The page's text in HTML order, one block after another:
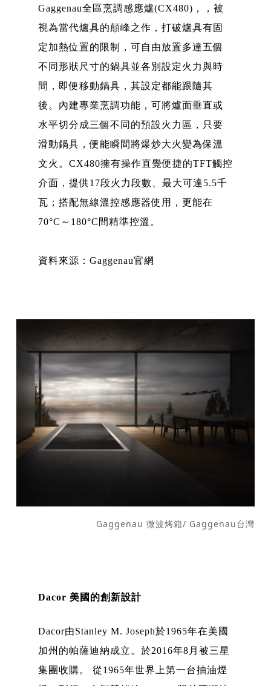
Gaggenau全區烹調感應爐(CX480)，，被
視為當代爐具的顛峰之作，打破爐具有固
定加熱位置的限制，可自由放置多達五個
不同形狀尺寸的鍋具並各別設定火力與時
間，即便移動鍋具，其設定都能跟隨其
後。內建專業烹調功能，可將爐面垂直或
水平切分成三個不同的預設火力區，只要
滑動鍋具，便能瞬間將爆炒大火變為保溫
文火。CX480擁有操作直覺便捷的TFT觸控
介面，提供17段火力段數、最大可達5.5千
瓦；搭配無線溫控感應器使用，更能在
70°C～180°C間精準控溫。
資料來源：Gaggenau官網
Gaggenau 微波烤箱/ Gaggenau台灣
Dacor 美國的創新設計
Dacor由Stanley M. Joseph於1965年在美國
加州的帕薩迪納成立。於2016年8月被三星
集團收購。 從1965年世界上第一台抽油煙